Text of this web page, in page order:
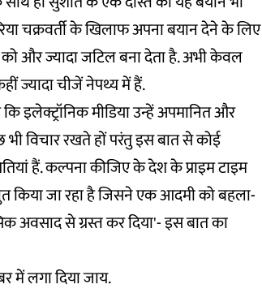
चक्रवर्ती के खिलाफ अपना बयान देने के लिए
को और ज्यादा जटिल बना देता है. अभी केवल
ज्यादा चीजें नेपथ्य में हैं.
इलेक्ट्रॉनिक मीडिया उन्हें अपमानित और
विचार रखते हों परंतु इस बात से कोई
हैं. कल्पना कीजिए के देश के प्राइम टाइम
किया जा रहा है जिसने एक आदमी को बहला-
से ग्रस्त कर दिया'- इस बात का
में लगा दिया जाय.